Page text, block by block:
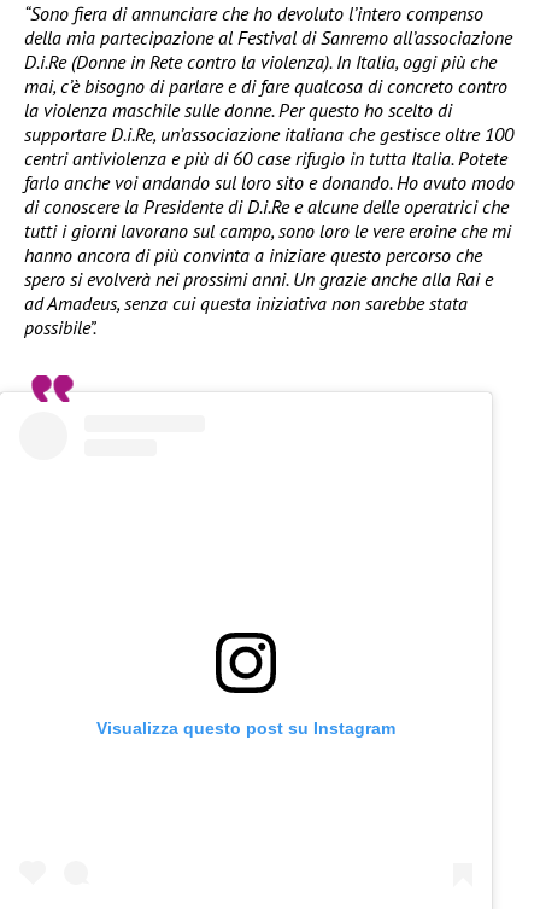
“Sono fiera di annunciare che ho devoluto l’intero compenso
della mia partecipazione al Festival di Sanremo all’associazione
D.i.Re (Donne in Rete contro la violenza). In Italia, oggi più che
mai, c’è bisogno di parlare e di fare qualcosa di concreto contro
la violenza maschile sulle donne. Per questo ho scelto di
supportare D.i.Re, un’associazione italiana che gestisce oltre 100
centri antiviolenza e più di 60 case rifugio in tutta Italia. Potete
farlo anche voi andando sul loro sito e donando. Ho avuto modo
di conoscere la Presidente di D.i.Re e alcune delle operatrici che
tutti i giorni lavorano sul campo, sono loro le vere eroine che mi
hanno ancora di più convinta a iniziare questo percorso che
spero si evolverà nei prossimi anni. Un grazie anche alla Rai e
ad Amadeus, senza cui questa iniziativa non sarebbe stata
possibile”.
Visualizza questo post su Instagram